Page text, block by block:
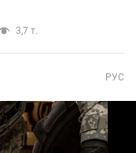
3,7 т.
РУС